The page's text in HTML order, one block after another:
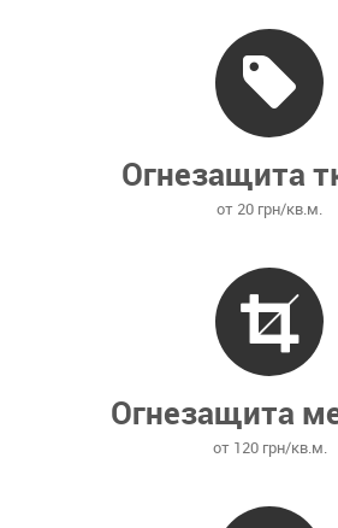
Огнезащита
от 20 грн/кв.м.
Огнезащита
от 120 грн/кв.м.